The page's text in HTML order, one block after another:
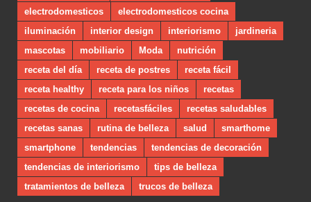
electrodomesticos
electrodomesticos cocina
iluminación
interior design interiorismo
jardineria
mascotas
mobiliario Moda
nutrición
receta del día
receta de postres
receta fácil
receta healthy
receta para los niños
recetas
recetas de cocina
recetasfáciles
recetas saludables
recetas sanas
rutina de belleza salud
smarthome
smartphone
tendencias
tendencias de decoración
tendencias de interiorismo
tips de belleza
tratamientos de belleza
trucos de belleza